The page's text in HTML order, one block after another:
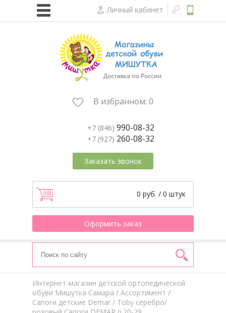
Личный кабинет
В избранном: 0
+7 (846) 990-08-32
+7 (927) 260-08-32
Заказать звонок
0 руб. / 0 штук
Оформить заказ
Интернет-магазин детской ортопедической
обуви Мишутка Самара / Aссортимент /
Сапоги детские Demar / Toby серебро/